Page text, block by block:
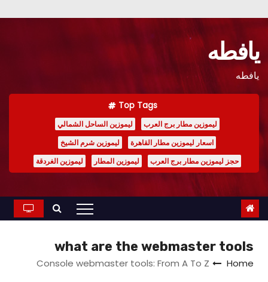
Skip
content
يافطه
يافطه
Top Tags
ليموزين مطار برج العرب
ليموزين الساحل الشمالي
اسعار ليموزين مطار القاهرة
ليموزين شرم الشيخ
حجز ليموزين مطار برج العرب
ليموزين المطار ليموزين الغردقة
what are the webmaster tools
Home
Console webmaster tools: From A To Z